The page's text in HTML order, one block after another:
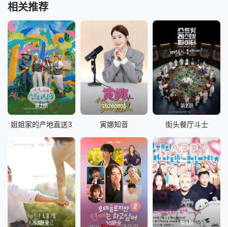
相关推荐
第2期
姐姐家的产地直送3
20260805
寅娜知音
第7期
街头餐厅斗士
10期全 10期全 第8期